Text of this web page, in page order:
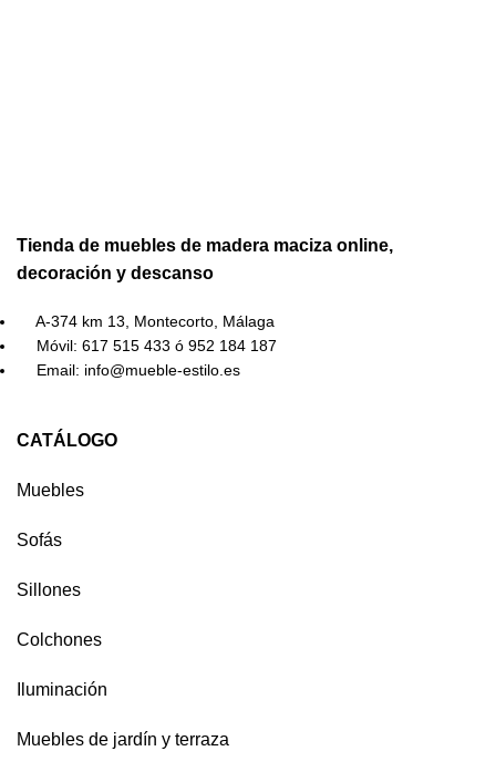
Tienda de muebles de madera maciza online,
decoración y descanso
A-374 km 13, Montecorto, Málaga
Móvil: 617 515 433 ó 952 184 187
Email: info@mueble-estilo.es
CATÁLOGO
Muebles
Sofás
Sillones
Colchones
Iluminación
Muebles de jardín y terraza